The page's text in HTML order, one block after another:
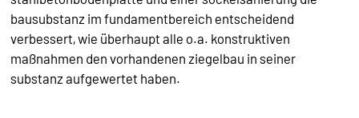
bausubstanz im fundamentbereich entscheidend
verbessert, wie überhaupt alle o.a. konstruktiven
maßnahmen den vorhandenen ziegelbau in seiner
substanz aufgewertet haben.